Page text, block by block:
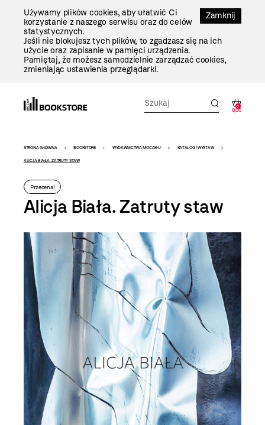
Zamknij
Używamy plików cookies, aby ułatwić Ci
korzystanie z naszego serwisu oraz do celów
statystycznych.
Jeśli nie blokujesz tych plików, to zgadzasz się na ich
użycie oraz zapisanie w pamięci urządzenia.
Pamiętaj, że możesz samodzielnie zarządzać cookies,
zmieniając ustawienia przeglądarki.
0
0,00
Bookstore
-
szablon
szczegóły
STRONA GŁÓWNA BOOKSTORE WYDAWNICTWA MOCAK-U KATALOGI WYSTAW
ALICJA BIAŁA. ZATRUTY STAW
Przecena!
Alicja Biała. Zatruty staw